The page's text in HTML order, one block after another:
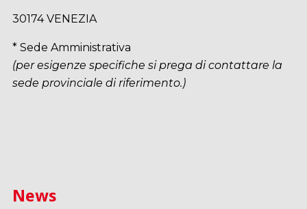
30174 VENEZIA
* Sede Amministrativa
(per esigenze specifiche si prega di contattare la
sede provinciale di riferimento.)
News